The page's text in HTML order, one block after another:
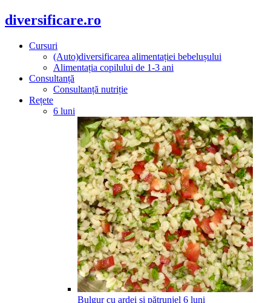
diversificare.ro
Cursuri
(Auto)diversificarea alimentației bebelușului
Alimentația copilului de 1-3 ani
Consultanță
Consultanță nutriție
Rețete
6 luni
Bulgur cu ardei și pătrunjel 6 luni